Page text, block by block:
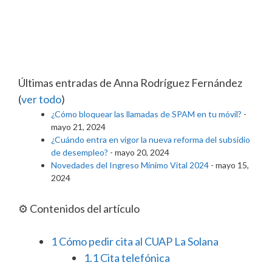
Últimas entradas de Anna Rodríguez Fernández
(ver todo)
¿Cómo bloquear las llamadas de SPAM en tu móvil? -
mayo 21, 2024
¿Cuándo entra en vigor la nueva reforma del subsidio
de desempleo? - mayo 20, 2024
Novedades del Ingreso Mínimo Vital 2024 - mayo 15,
2024
⚙️ Contenidos del artículo
1Cómo pedir cita al CUAP La Solana
1.1Cita telefónica